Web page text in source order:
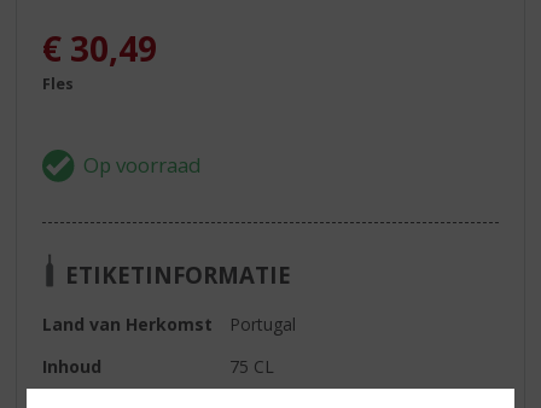
€ 30,49
Fles
ETIKETINFORMATIE
Land van Herkomst
Portugal
Inhoud
75 CL